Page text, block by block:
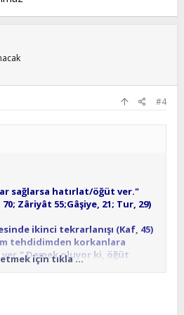
Öncelikle iki zümreyi rahatsız
din sömürücüleri,
sömürerek dinsizlik
#4
sağlarsa hatırlat/öğüt ver."
Zâriyât 55;Gâşiye, 21; Tur, 29)
ikinci tekrarlanışı (Kaf, 45)
tehdidimden korkanlara
Demek oluyor ki, öğüt
için tıkla ...